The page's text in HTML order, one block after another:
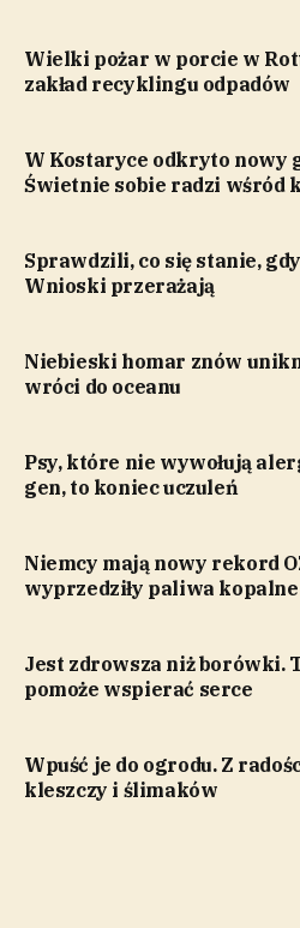
Wielki pożar w porcie w
zakład recyklingu odpadów
W Kostaryce odkryto nowy
Świetnie sobie radzi wśród
Sprawdzili, co się stanie,
Wnioski przerażają
Niebieski homar znów
wróci do oceanu
Psy, które nie wywołują
gen, to koniec uczuleń
Niemcy mają nowy rekord
wyprzedziły paliwa kopalne
Jest zdrowsza niż borówki.
pomoże wspierać serce
Wpuść je do ogrodu. Z
kleszczy i ślimaków